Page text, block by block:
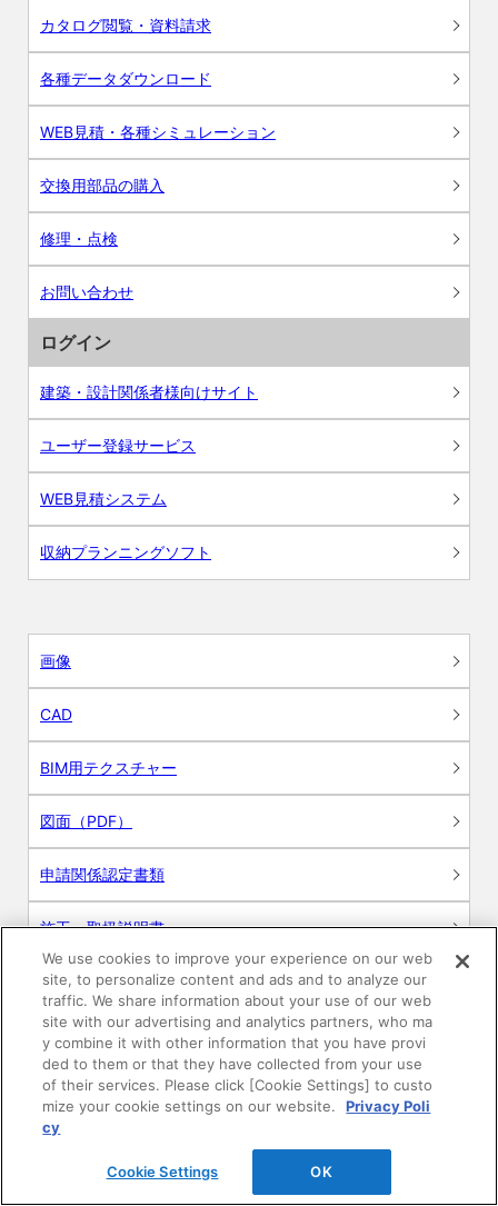
カタログ閲覧・資料請求
各種データダウンロード
WEB見積・各種シミュレーション
交換用部品の購入
修理・点検
お問い合わせ
ログイン
建築・設計関係者様向けサイト
ユーザー登録サービス
WEB見積システム
収納プランニングソフト
画像
CAD
BIM用テクスチャー
図面（PDF）
申請関係認定書類
施工・取扱説明書
動画
シミュレーションツール
24時間換気システム〈エアスマート〉
簡易設計見積ソフト
R&Dセンター環境測定・分析サービス
We use cookies to improve your experience on our web
site, to personalize content and ads and to analyze our
traffic. We share information about your use of our web
site with our advertising and analytics partners, who ma
y combine it with other information that you have provi
ded to them or that they have collected from your use
of their services. Please click [Cookie Settings] to custo
mize your cookie settings on our website.
Privacy Poli
cy
Cookie Settings OK